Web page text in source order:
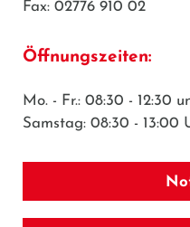
Fax: 02776 910 02
Öffnungszeiten:
Mo. - Fr.: 08:30 - 12:30
Samstag: 08:30 - 13:00